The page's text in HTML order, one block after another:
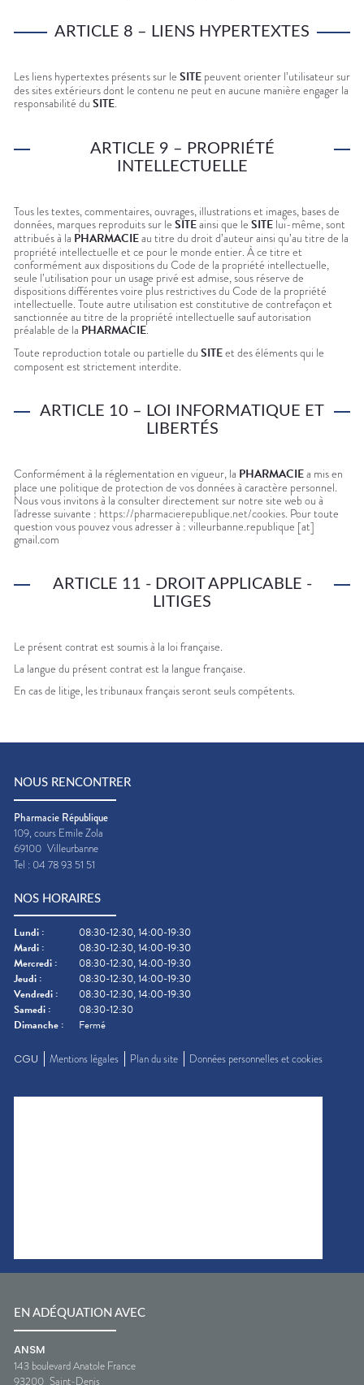
ARTICLE 8 – LIENS HYPERTEXTES
Les liens hypertextes présents sur le SITE peuvent orienter l’utilisateur sur
des sites extérieurs dont le contenu ne peut en aucune manière engager la
responsabilité du SITE.
ARTICLE 9 – PROPRIÉTÉ
INTELLECTUELLE
Tous les textes, commentaires, ouvrages, illustrations et images, bases de
données, marques reproduits sur le SITEainsi que le SITE lui-même, sont
attribués à la PHARMACIEau titre du droit d’auteur ainsi qu’au titre de la
propriété intellectuelle et ce pour le monde entier. À ce titre et
conformément aux dispositions du Code de la propriété intellectuelle,
seule l’utilisation pour un usage privé est admise, sous réserve de
dispositions différentes voire plus restrictives du Code de la propriété
intellectuelle. Toute autre utilisation est constitutive de contrefaçon et
sanctionnée au titre de la propriété intellectuelle sauf autorisation
préalable de la PHARMACIE.
Toute reproduction totale ou partielle du SITEet des éléments qui le
composent est strictement interdite.
ARTICLE 10 – LOI INFORMATIQUE ET
LIBERTÉS
Conformément à la réglementation en vigueur, la PHARMACIEa mis en
place une politique de protection de vos données à caractère personnel.
Nous vous invitons à la consulter directement sur notre site web ou à
l'adresse suivante : https://pharmacierepublique.net/cookies. Pour toute
question vous pouvez vous adresser à : villeurbanne.republique [at]
gmail.com
ARTICLE 11 - DROIT APPLICABLE -
LITIGES
Le présent contrat est soumis à la loi française.
La langue du présent contrat est la langue française.
En cas de litige, les tribunaux français seront seuls compétents.
NOUS RENCONTRER
Pharmacie République
109, cours Emile Zola
69100 Villeurbanne
Tel : 04 78 93 51 51
NOS HORAIRES
Lundi :
08:30-12:30, 14:00-19:30
Mardi :
08:30-12:30, 14:00-19:30
Mercredi :
08:30-12:30, 14:00-19:30
Jeudi :
08:30-12:30, 14:00-19:30
Vendredi :
08:30-12:30, 14:00-19:30
Samedi :
08:30-12:30
Dimanche : Fermé
CGU Mentions légales Plan du site Données personnelles et cookies
EN ADÉQUATION AVEC
ANSM
143 boulevard Anatole France
93200 Saint-Denis